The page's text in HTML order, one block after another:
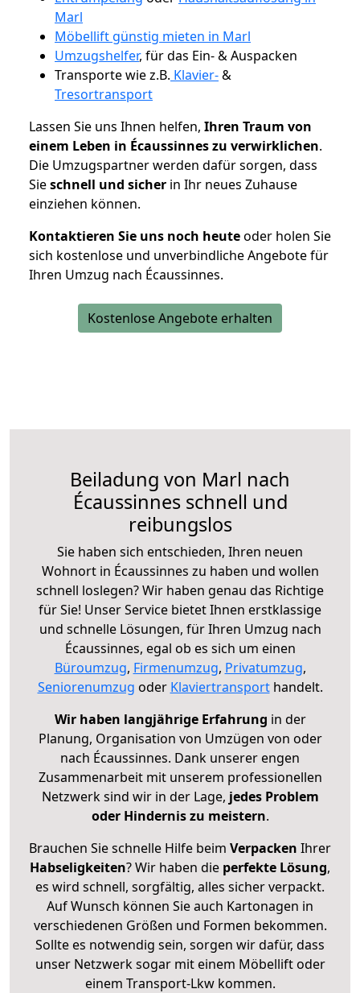
Marl
Möbellift günstig mieten in Marl
Umzugshelfer, für das Ein- & Auspacken
Transporte wie z.B. Klavier-&
Tresortransport
Lassen Sie uns Ihnen helfen, Ihren Traum von
einem Leben in Écaussinnes zu verwirklichen.
Die Umzugspartner werden dafür sorgen, dass
Sieschnell und sicher in Ihr neues Zuhause
einziehen können.
Kontaktieren Sie uns noch heuteoder holen Sie
sich kostenlose und unverbindliche Angebote für
Ihren Umzug nach Écaussinnes.
Kostenlose Angebote erhalten
Beiladung von Marl nach
Écaussinnes schnell und
reibungslos
Sie haben sich entschieden, Ihren neuen
Wohnort in Écaussinnes zu haben und wollen
schnell loslegen? Wir haben genau das Richtige
für Sie! Unser Service bietet Ihnen erstklassige
und schnelle Lösungen, für Ihren Umzug nach
Écaussinnes, egal ob es sich um einen
Büroumzug, Firmenumzug, Privatumzug,
Seniorenumzug oder Klaviertransporthandelt.
Wir haben langjährige Erfahrung in der
Planung, Organisation von Umzügen von oder
nach Écaussinnes. Dank unserer engen
Zusammenarbeit mit unserem professionellen
Netzwerk sind wir in der Lage, jedes Problem
oder Hindernis zu meistern.
Brauchen Sie schnelle Hilfe beim Verpacken Ihrer
Habseligkeiten? Wir haben die perfekte Lösung,
es wird schnell, sorgfältig, alles sicher verpackt.
Auf Wunsch können Sie auch Kartonagen in
verschiedenen Größen und Formen bekommen.
Sollte es notwendig sein, sorgen wir dafür, dass
unser Netzwerk sogar mit einem Möbellift oder
einem Transport-Lkw kommen.